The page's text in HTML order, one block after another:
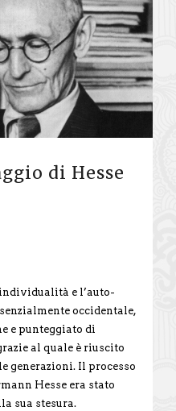
di Hesse
e l’auto-
occidentale,
e punteggiato di
al quale è riuscito
generazioni. Il processo
Hesse era stato
sua stesura.